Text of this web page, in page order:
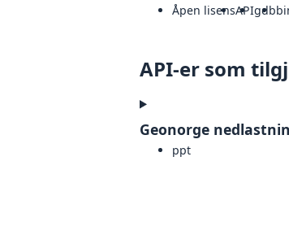
Åpen lisensAPIgdb
API-er som
Geonorge
ppt